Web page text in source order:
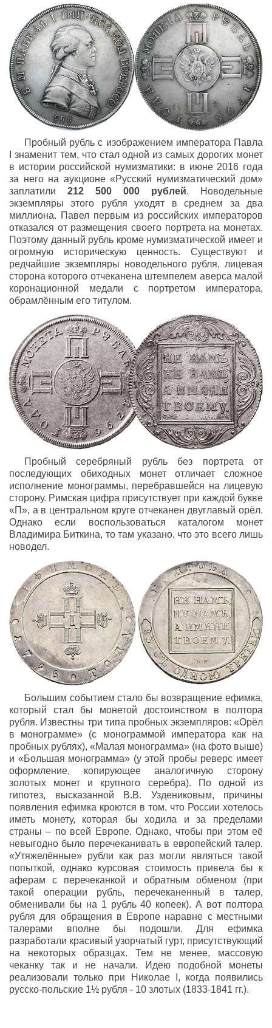
Пробный рубль с изображением императора Павла
I знаменит тем, что стал одной из самых дорогих монет
в истории российской нумизматики: в июне 2016 года
за него на аукционе «Русский нумизматический дом»
заплатили 212 500 000 рублей. Новодельные
экземпляры этого рубля уходят в среднем за два
миллиона. Павел первым из российских императоров
отказался от размещения своего портрета на монетах.
Поэтому данный рубль кроме нумизматической имеет и
огромную историческую ценность. Существуют и
редчайшие экземпляры новодельного рубля, лицевая
сторона которого отчеканена штемпелем аверса малой
коронационной медали с портретом императора,
обрамлённым его титулом.
Пробный серебряный рубль без портрета от
последующих обиходных монет отличает сложное
исполнение монограммы, перебравшейся на лицевую
сторону. Римская цифра присутствует при каждой букве
«П», а в центральном круге отчеканен двуглавый орёл.
Однако если воспользоваться каталогом монет
Владимира Биткина, то там указано, что это всего лишь
новодел.
Большим событием стало бы возвращение ефимка,
который стал бы монетой достоинством в полтора
рубля. Известны три типа пробных экземпляров: «Орёл
в монограмме» (с монограммой императора как на
пробных рублях), «Малая монограмма» (на фото выше)
и «Большая монограмма» (у этой пробы реверс имеет
оформление, копирующее аналогичную сторону
золотых монет и крупного серебра). По одной из
гипотез, высказанной В.В. Уздениковым, причины
появления ефимка кроются в том, что России хотелось
иметь монету, которая бы ходила и за пределами
страны – по всей Европе. Однако, чтобы при этом её
невыгодно было перечеканивать в европейский талер.
«Утяжелённые» рубли как раз могли являться такой
попыткой, однако курсовая стоимость привела бы к
аферам с перечеканкой и обратным обменом (при
такой операции рубль, перечеканенный в талер,
обменивали бы на 1 рубль 40 копеек). А вот полтора
рубля для обращения в Европе наравне с местными
талерами вполне бы подошли. Для ефимка
разработали красивый узорчатый гурт, присутствующий
на некоторых образцах. Тем не менее, массовую
чеканку так и не начали. Идею подобной монеты
реализовали только при Николае I, когда появились
русско-польские 1½ рубля - 10 злотых (1833-1841 гг.).